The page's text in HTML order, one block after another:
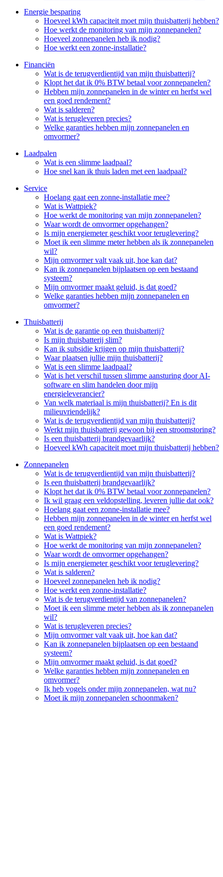
Energie besparing
Hoeveel kWh capaciteit moet mijn thuisbatterij hebben?
Hoe werkt de monitoring van mijn zonnepanelen?
Hoeveel zonnepanelen heb ik nodig?
Hoe werkt een zonne-installatie?
Financiën
Wat is de terugverdientijd van mijn thuisbatterij?
Klopt het dat ik 0% BTW betaal voor zonnepanelen?
Hebben mijn zonnepanelen in de winter en herfst wel
een goed rendement?
Wat is salderen?
Wat is terugleveren precies?
Welke garanties hebben mijn zonnepanelen en
omvormer?
Laadpalen
Wat is een slimme laadpaal?
Hoe snel kan ik thuis laden met een laadpaal?
Service
Hoelang gaat een zonne-installatie mee?
Wat is Wattpiek?
Hoe werkt de monitoring van mijn zonnepanelen?
Waar wordt de omvormer opgehangen?
Is mijn energiemeter geschikt voor teruglevering?
Moet ik een slimme meter hebben als ik zonnepanelen
wil?
Mijn omvormer valt vaak uit, hoe kan dat?
Kan ik zonnepanelen bijplaatsen op een bestaand
systeem?
Mijn omvormer maakt geluid, is dat goed?
Welke garanties hebben mijn zonnepanelen en
omvormer?
Thuisbatterij
Wat is de garantie op een thuisbatterij?
Is mijn thuisbatterij slim?
Kan ik subsidie krijgen op mijn thuisbatterij?
Waar plaatsen jullie mijn thuisbatterij?
Wat is een slimme laadpaal?
Wat is het verschil tussen slimme aansturing door AI-
software en slim handelen door mijn
energieleverancier?
Van welk materiaal is mijn thuisbatterij? En is dit
milieuvriendelijk?
Wat is de terugverdientijd van mijn thuisbatterij?
Werkt mijn thuisbatterij gewoon bij een stroomstoring?
Is een thuisbatterij brandgevaarlijk?
Hoeveel kWh capaciteit moet mijn thuisbatterij hebben?
Zonnepanelen
Wat is de terugverdientijd van mijn thuisbatterij?
Is een thuisbatterij brandgevaarlijk?
Klopt het dat ik 0% BTW betaal voor zonnepanelen?
Ik wil graag een veldopstelling, leveren jullie dat ook?
Hoelang gaat een zonne-installatie mee?
Hebben mijn zonnepanelen in de winter en herfst wel
een goed rendement?
Wat is Wattpiek?
Hoe werkt de monitoring van mijn zonnepanelen?
Waar wordt de omvormer opgehangen?
Is mijn energiemeter geschikt voor teruglevering?
Wat is salderen?
Hoeveel zonnepanelen heb ik nodig?
Hoe werkt een zonne-installatie?
Wat is de terugverdientijd van zonnepanelen?
Moet ik een slimme meter hebben als ik zonnepanelen
wil?
Wat is terugleveren precies?
Mijn omvormer valt vaak uit, hoe kan dat?
Kan ik zonnepanelen bijplaatsen op een bestaand
systeem?
Mijn omvormer maakt geluid, is dat goed?
Welke garanties hebben mijn zonnepanelen en
omvormer?
Ik heb vogels onder mijn zonnepanelen, wat nu?
Moet ik mijn zonnepanelen schoonmaken?